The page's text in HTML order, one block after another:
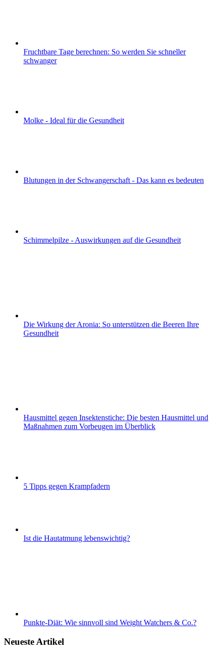
Fruchtbare Tage berechnen: So werden Sie schneller
schwanger
Molke - Ideal für die Gesundheit
Blutungen in der Schwangerschaft - Das kann es bedeuten
Schimmelpilze - Auswirkungen auf die Gesundheit
Die Wirkung der Aronia: So unterstützen die Beeren Ihre
Gesundheit
Hausmittel gegen Insektenstiche: Die besten Hausmittel und
Maßnahmen zum Vorbeugen im Überblick
5 Tipps gegen Krampfadern
Ist die Hautatmung lebenswichtig?
Punkte-Diät: Wie sinnvoll sind Weight Watchers & Co.?
Neueste Artikel